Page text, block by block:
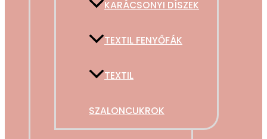
KARÁCSONYI DÍSZEK
TEXTIL FENYŐFÁK
TEXTIL
SZALONCUKROK